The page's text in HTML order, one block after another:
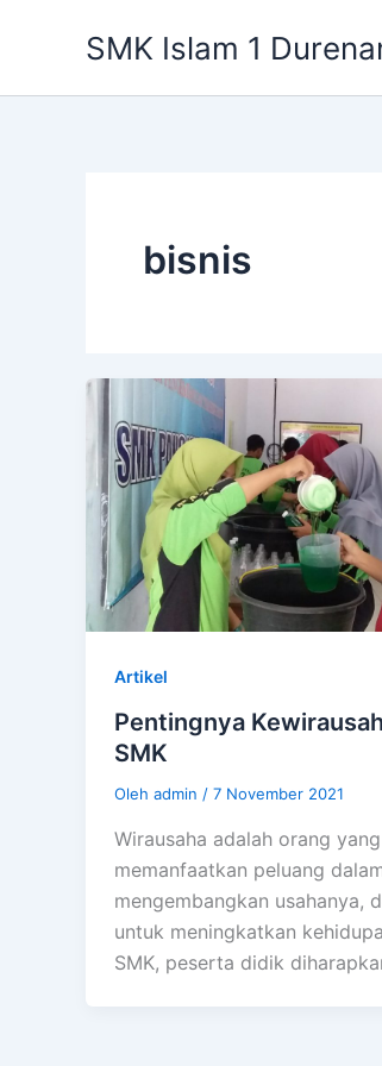
SMK Islam 1
bisnis
Artikel
Pentingnya
SMK
Oleh admin / 7 November 2021
Wirausaha adalah orang
memanfaatkan peluang
mengembangkan usahanya,
untuk meningkatkan
SMK, peserta didik